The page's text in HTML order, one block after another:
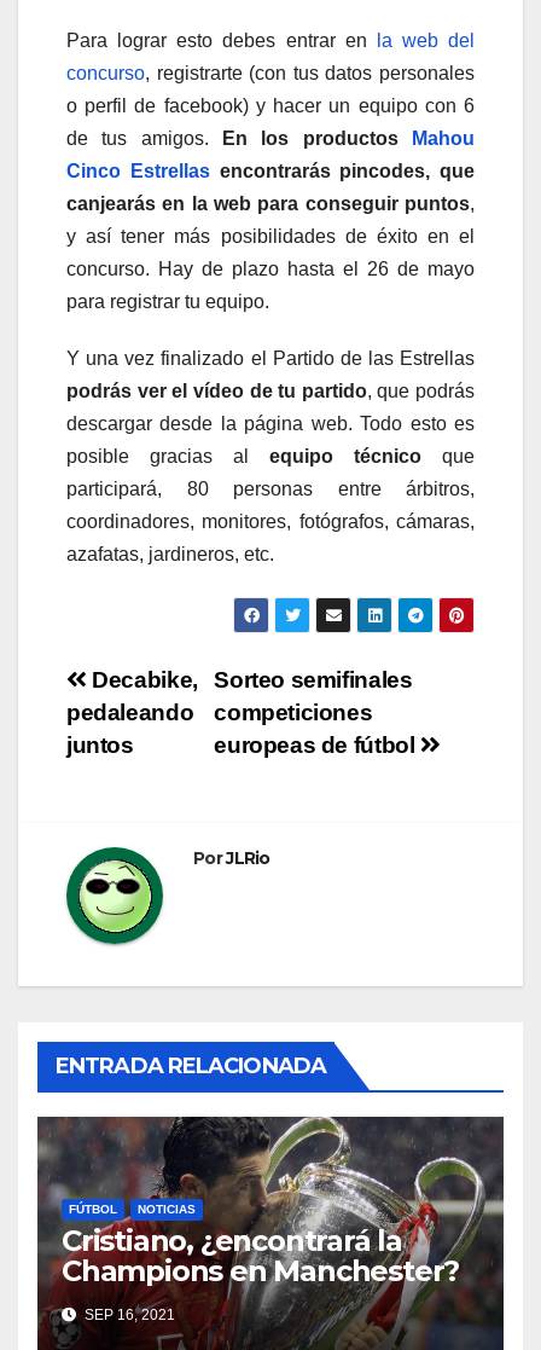
Para lograr esto debes entrar en
la web del
concurso, registrarte (con tus datos personales
o perfil de facebook) y hacer un equipo con 6
de tus amigos.
En los productos
Mahou
Cinco Estrellasencontrarás pincodes, que
canjearás en la web para conseguir puntos,
y así tener más posibilidades de éxito en el
concurso. Hay de plazo hasta el 26 de mayo
para registrar tu equipo.
Y una vez finalizado el Partido de las Estrellas
podrás ver el vídeo de tu partido, que podrás
descargar desde la página web. Todo esto es
posible gracias al equipo técnico que
participará, 80 personas entre árbitros,
coordinadores, monitores, fotógrafos, cámaras,
azafatas, jardineros, etc.
Navegación
de
Sorteo semifinales
competiciones
europeas de fútbol
Decabike,
pedaleando
juntos
PorJLRio
ENTRADA RELACIONADA
FÚTBOL NOTICIAS
Cristiano, ¿encontrará la
Champions en Manchester?
SEP 16, 2021